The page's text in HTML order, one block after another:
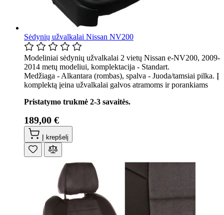
Sėdynių užvalkalai Nissan NV200
Modeliniai sėdynių užvalkalai 2 vietų Nissan e-NV200, 2009-
2014 metų modeliui, komplektacija - Standart.
Medžiaga - Alkantara (rombas), spalva - Juoda/tamsiai pilka. Į
komplektą įeina užvalkalai galvos atramoms ir porankiams
Pristatymo trukmė 2-3 savaitės.
189,00 €
Į krepšelį